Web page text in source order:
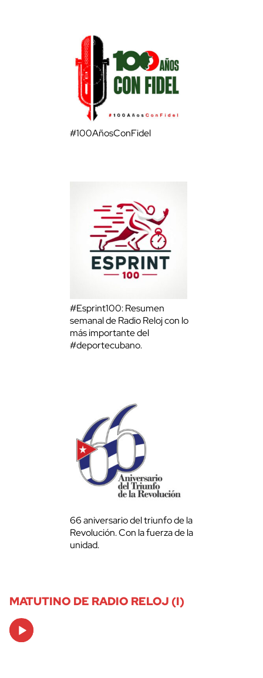
#100AñosConFidel
#Esprint100: Resumen
semanal de Radio Reloj con lo
más importante del
#deportecubano.
66 aniversario del triunfo de la
Revolución. Con la fuerza de la
unidad.
MATUTINO DE RADIO RELOJ (I)
Audio
Player